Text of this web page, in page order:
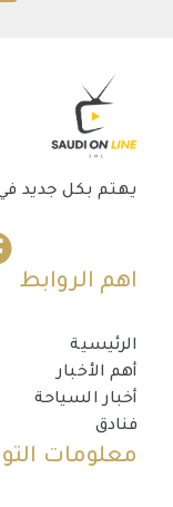
يهتم بكل جديد في
اهم الروابط
الرئيسية
أهم الأخبار
أخبار السياحة
فنادق
معلومات